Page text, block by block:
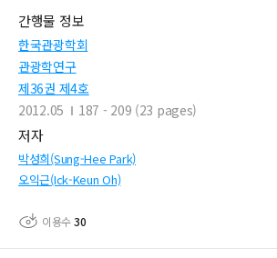
간행물 정보
한국관광학회
관광학연구
제36권 제4호
2012.05
187 - 209 (23 pages)
저자
박성희(Sung-Hee Park)
오익근(Ick-Keun Oh)
이용수30